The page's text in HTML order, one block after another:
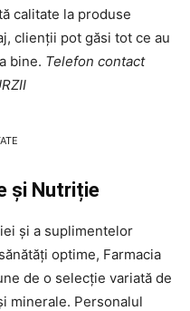
calitate la produse
clienții pot găsi tot ce au
bine. Telefon contact
și Nutriție
și a suplimentelor
optime, Farmacia
de o selecție variată de
minerale. Personalul